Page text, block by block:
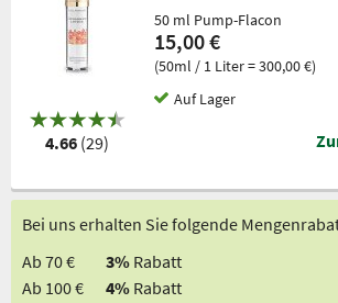
4.66 (29)
50 ml Pump-Flacon
15,00 €
(50ml / 1 Liter = 300,00 €)
Auf Lager
Bei uns erhalten Sie folgende
Ab 70 €
3% Rabatt
Ab 100 €
4% Rabatt